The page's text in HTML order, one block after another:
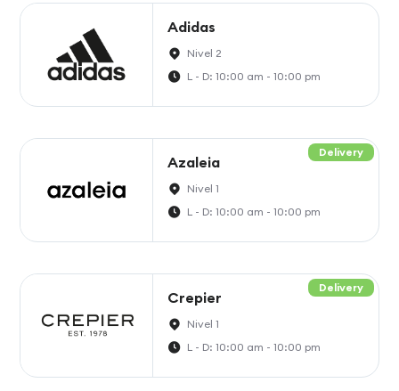
Adidas
Nivel 2
L - D: 10:00 am - 10:00 pm
Delivery
Azaleia
Nivel 1
L - D: 10:00 am - 10:00 pm
Delivery
Crepier
Nivel 1
L - D: 10:00 am - 10:00 pm